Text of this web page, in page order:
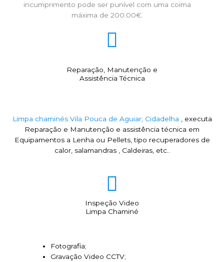
incumprimento pode ser punível com uma coima
máxima de 200.00€.
Reparação, Manutenção e
Assistência Técnica
Limpa chaminés Vila Pouca de Aguiar, Cidadelha , executa
Reparação e Manutenção e assistência técnica em
Equipamentos a Lenha ou Pellets, tipo recuperadores de
calor, salamandras , Caldeiras, etc..
Inspeção Video
Limpa Chaminé
Fotografia;
Gravação Video CCTV;